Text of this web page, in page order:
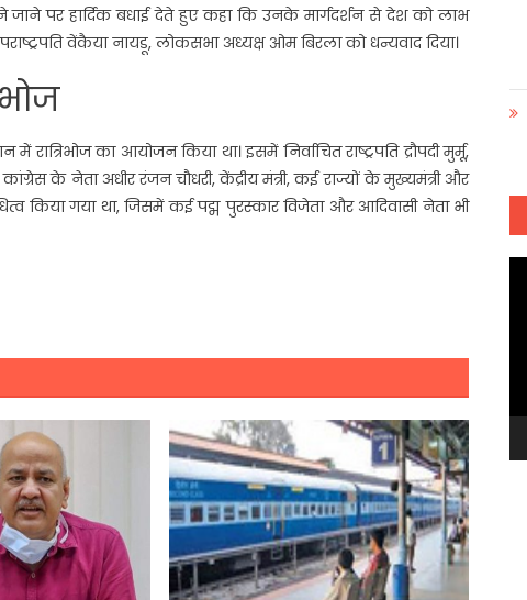
जाने पर हार्दिक बधाई देते हुए कहा कि उनके मार्गदर्शन से देश को लाभ
वेंकैया नायडू, लोकसभा अध्यक्ष ओम बिरला को धन्यवाद दिया।
रात्रिभोज का आयोजन किया था। इसमें निर्वाचित राष्ट्रपति द्रौपदी मुर्मू,
के नेता अधीर रंजन चौधरी, केंद्रीय मंत्री, कई राज्यों के मुख्यमंत्री और
किया गया था, जिसमें कई पद्म पुरस्कार विजेता और आदिवासी नेता भी